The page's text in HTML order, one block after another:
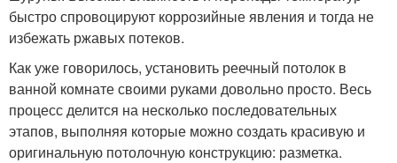
быстро спровоцируют коррозийные явления и тогда не
избежать ржавых потеков.
Как уже говорилось, установить реечный потолок в
ванной комнате своими руками довольно просто. Весь
процесс делится на несколько последовательных
этапов, выполняя которые можно создать красивую и
оригинальную потолочную конструкцию: разметка.